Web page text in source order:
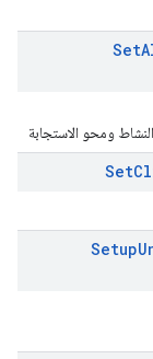
Set
ومحو الاستجابة
Set
Setup